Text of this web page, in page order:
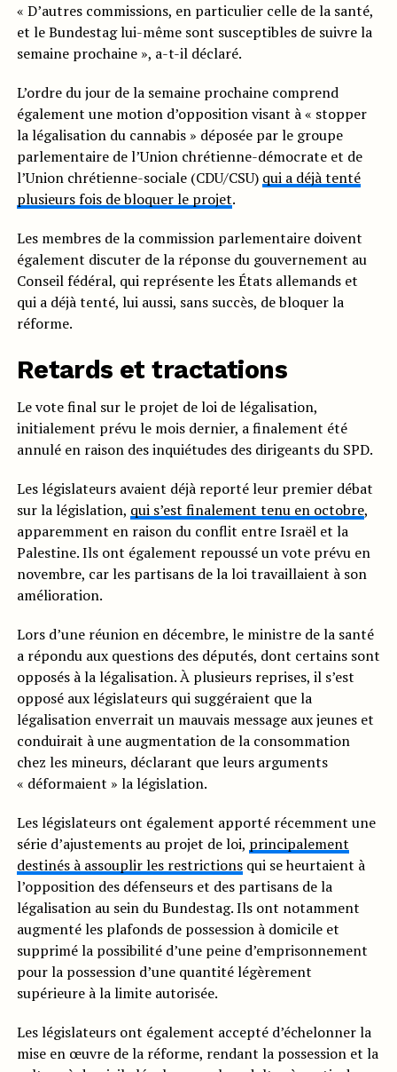
« D’autres commissions, en particulier celle de la santé,
et le Bundestag lui-même sont susceptibles de suivre la
semaine prochaine », a-t-il déclaré.
L’ordre du jour de la semaine prochaine comprend
également une motion d’opposition visant à « stopper
la légalisation du cannabis » déposée par le groupe
parlementaire de l’Union chrétienne-démocrate et de
l’Union chrétienne-sociale (CDU/CSU) qui a déjà tenté
plusieurs fois de bloquer le projet.
Les membres de la commission parlementaire doivent
également discuter de la réponse du gouvernement au
Conseil fédéral, qui représente les États allemands et
qui a déjà tenté, lui aussi, sans succès, de bloquer la
réforme.
Retards et tractations
Le vote final sur le projet de loi de légalisation,
initialement prévu le mois dernier, a finalement été
annulé en raison des inquiétudes des dirigeants du SPD.
Les législateurs avaient déjà reporté leur premier débat
sur la législation, qui s’est finalement tenu en octobre,
apparemment en raison du conflit entre Israël et la
Palestine. Ils ont également repoussé un vote prévu en
novembre, car les partisans de la loi travaillaient à son
amélioration.
Lors d’une réunion en décembre, le ministre de la santé
a répondu aux questions des députés, dont certains sont
opposés à la légalisation. À plusieurs reprises, il s’est
opposé aux législateurs qui suggéraient que la
légalisation enverrait un mauvais message aux jeunes et
conduirait à une augmentation de la consommation
chez les mineurs, déclarant que leurs arguments
« déformaient » la législation.
Les législateurs ont également apporté récemment une
série d’ajustements au projet de loi, principalement
destinés à assouplir les restrictionsqui se heurtaient à
l’opposition des défenseurs et des partisans de la
légalisation au sein du Bundestag. Ils ont notamment
augmenté les plafonds de possession à domicile et
supprimé la possibilité d’une peine d’emprisonnement
pour la possession d’une quantité légèrement
supérieure à la limite autorisée.
Les législateurs ont également accepté d’échelonner la
mise en œuvre de la réforme, rendant la possession et la